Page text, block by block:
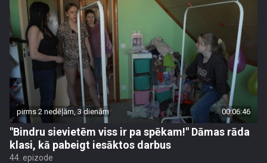
pirms 2 nedēļām, 3 dienām 00:06:46
"Bindru sievietēm viss ir pa spēkam!" Dāmas rāda
klasi, kā pabeigt iesāktos darbus
44. epizode